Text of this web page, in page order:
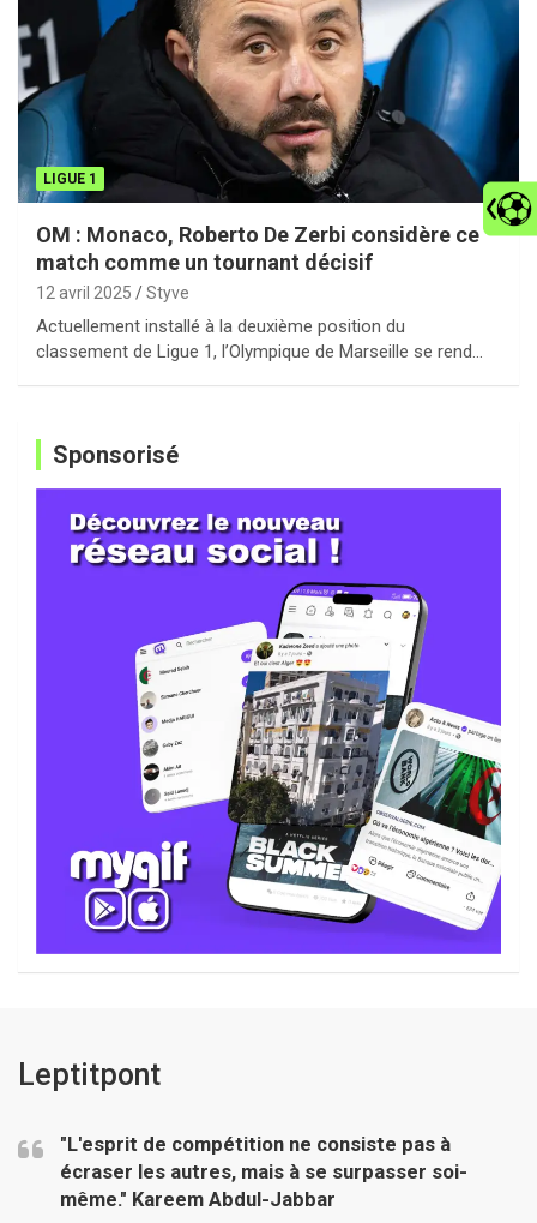
LIGUE 1
OM : Monaco, Roberto De Zerbi considère ce
match comme un tournant décisif
12 avril 2025 Styve
Actuellement installé à la deuxième position du
classement de Ligue 1, l’Olympique de Marseille se rend…
Sponsorisé
Leptitpont
"L'esprit de compétition ne consiste pas à
écraser les autres, mais à se surpasser soi-
même." Kareem Abdul-Jabbar